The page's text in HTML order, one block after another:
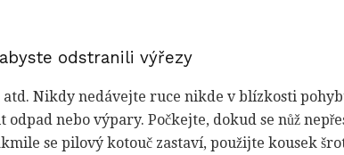
odstranili výřezy
atd. Nikdy nedávejte ruce nikde v blízkosti
odpad nebo výpary. Počkejte, dokud se nůž
se pilový kotouč zastaví, použijte kousek